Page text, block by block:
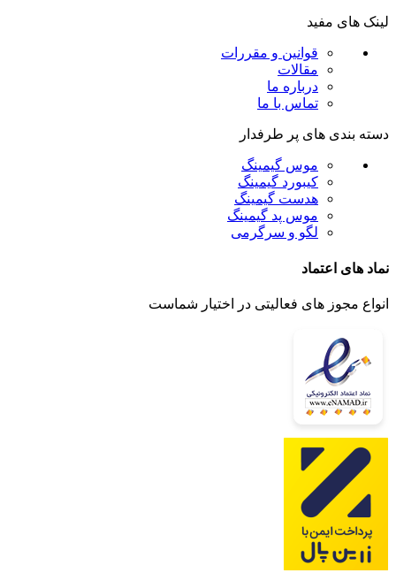
لینک های مفید
قوانین و مقررات
مقالات
درباره ما
تماس با ما
دسته بندی های پر طرفدار
موس گیمینگ
کیبورد گیمینگ
هدست گیمینگ
موس پد گیمینگ
لگو و سرگرمی
نماد های اعتماد
انواع مجوز های فعالیتی در اختیار شماست